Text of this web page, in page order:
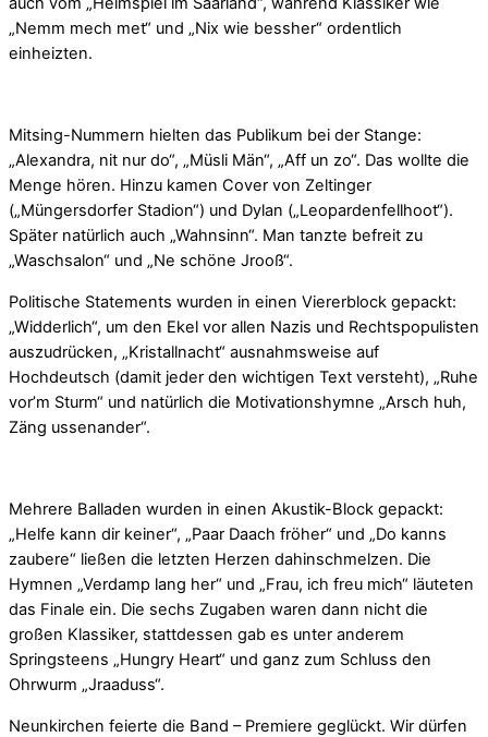
„Nemm mech met“ und „Nix wie bessher“ ordentlich
einheizten.
Mitsing-Nummern hielten das Publikum bei der Stange:
„Alexandra, nit nur do“, „Müsli Män“, „Aff un zo“. Das wollte die
Menge hören. Hinzu kamen Cover von Zeltinger
(„Müngersdorfer Stadion“) und Dylan („Leopardenfellhoot“).
Später natürlich auch „Wahnsinn“. Man tanzte befreit zu
„Waschsalon“ und „Ne schöne Jrooß“.
Politische Statements wurden in einen Viererblock gepackt:
„Widderlich“, um den Ekel vor allen Nazis und Rechtspopulisten
auszudrücken, „Kristallnacht“ ausnahmsweise auf
Hochdeutsch (damit jeder den wichtigen Text versteht), „Ruhe
vor’m Sturm“ und natürlich die Motivationshymne „Arsch huh,
Zäng ussenander“.
Mehrere Balladen wurden in einen Akustik-Block gepackt:
„Helfe kann dir keiner“, „Paar Daach fröher“ und „Do kanns
zaubere“ ließen die letzten Herzen dahinschmelzen. Die
Hymnen „Verdamp lang her“ und „Frau, ich freu mich“ läuteten
das Finale ein. Die sechs Zugaben waren dann nicht die
großen Klassiker, stattdessen gab es unter anderem
Springsteens „Hungry Heart“ und ganz zum Schluss den
Ohrwurm „Jraaduss“.
Neunkirchen feierte die Band – Premiere geglückt. Wir dürfen